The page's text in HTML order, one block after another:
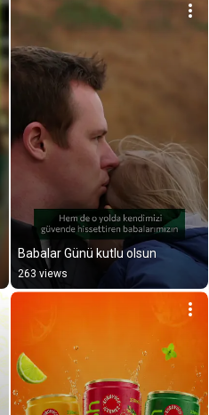
Babalar Günü kutlu olsun
263 views